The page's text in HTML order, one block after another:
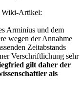
Wiki-Artikel:
Arminius und dem
wegen der Annahme
Zeitabstands
Verschriftlichung sehr
gilt daher der
als